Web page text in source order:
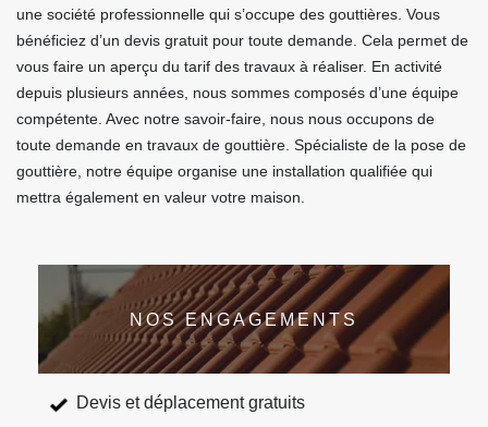
une société professionnelle qui s’occupe des gouttières. Vous
bénéficiez d’un devis gratuit pour toute demande. Cela permet de
vous faire un aperçu du tarif des travaux à réaliser. En activité
depuis plusieurs années, nous sommes composés d’une équipe
compétente. Avec notre savoir-faire, nous nous occupons de
toute demande en travaux de gouttière. Spécialiste de la pose de
gouttière, notre équipe organise une installation qualifiée qui
mettra également en valeur votre maison.
NOS ENGAGEMENTS
Devis et déplacement gratuits